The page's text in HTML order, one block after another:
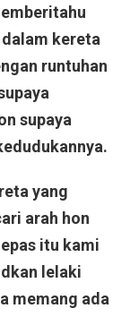
kereta
runtuhan
supaya
yang
arah hon
itu kami
lelaki
memang ada